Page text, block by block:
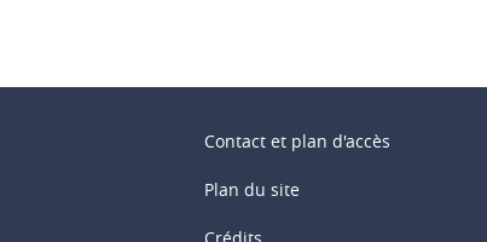
Contact et plan d'accès
Plan du site